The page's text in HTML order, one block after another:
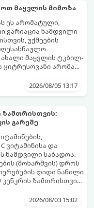
შეინარჩუნოს
წუთი (დამატებით
12-24 საათი)
ულუფა: 20–24 ცალი
მაყვლის მიმოზა
ეს არომატული,
ვარიაცია ნამდვილი
უქმეების
ახალი მაყვლის ტკბილ-
ციტრუსოვანი არომატი
და მაგრილებელ
მინიმალური2026/08/05 13:17
გარეშე
ვიტამინისა და
ნამდვილი საბადოა.
(მოხარშვის) დროს
დიდი ნაწილი
კენკრის ზამთრისთვის
გარეშე.
გემოს, არომატს და
2026/08/03 15:02